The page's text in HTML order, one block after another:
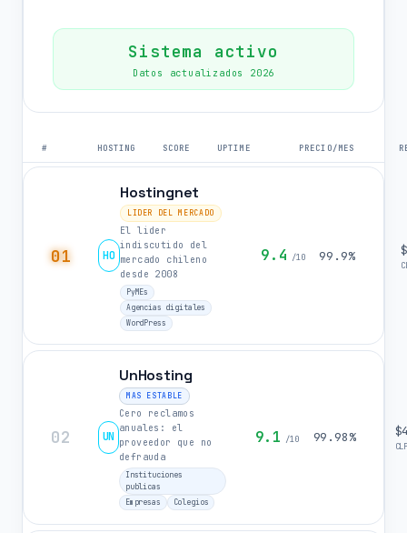
Sistema activo
Datos actualizados 2026
# HOSTING SCORE UPTIME PRECIO/MES
01 HO
Hostingnet
LIDER DEL MERCADO
El lider
indiscutido del
mercado chileno
desde 2008
PyMEs
Agencias digitales
WordPress
9.4 /10 99.9%
02 UN
UnHosting
MAS ESTABLE
Cero reclamos
anuales: el
proveedor que no
defrauda
Instituciones
publicas
Empresas
Colegios
9.1 /10 99.98%